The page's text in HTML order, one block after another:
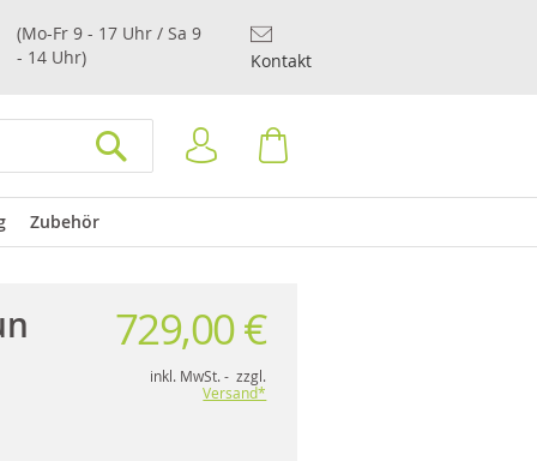
(Mo-Fr 9 - 17 Uhr / Sa 9
- 14 Uhr)
Kontakt
Anmelden
Zubehör
729,00 €
inkl. MwSt. - zzgl.
Versand*